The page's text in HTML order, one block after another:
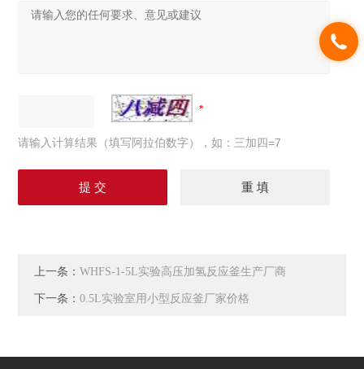
请输入计算结果（填写阿拉伯数字），如：三加四=7
上一条：WHFS-1-5L实验高压加氢反应釜生产厂商
下一条：0.5L实验室用小型反应釜厂家价格